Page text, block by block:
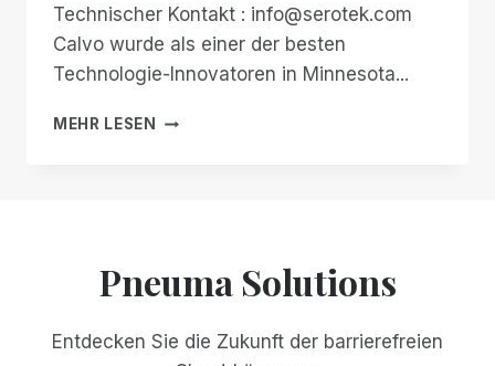
Technischer Kontakt : info@serotek.com
Calvo wurde als einer der besten
Technologie-Innovatoren in Minnesota...
MEHR LESEN
SEROTEK
AWARD
Pneuma Solutions
Entdecken Sie die Zukunft der barrierefreien